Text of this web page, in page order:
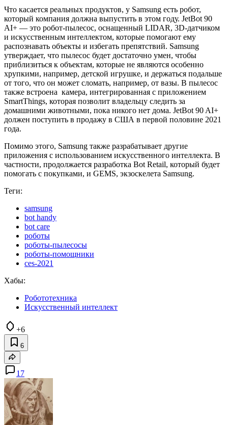
Что касается реальных продуктов, у Samsung есть робот,
который компания должна выпустить в этом году. JetBot 90
AI+ — это робот-пылесос, оснащенный LIDAR, 3D-датчиком
и искусственным интеллектом, которые помогают ему
распознавать объекты и избегать препятствий. Samsung
утверждает, что пылесос будет достаточно умен, чтобы
приблизиться к объектам, которые не являются особенно
хрупкими, например, детской игрушке, и держаться подальше
от того, что он может сломать, например, от вазы. В пылесос
также встроена камера, интегрированная с приложением
SmartThings, которая позволит владельцу следить за
домашними животными, пока никого нет дома. JetBot 90 AI+
должен поступить в продажу в США в первой половине 2021
года.
Помимо этого, Samsung также разрабатывает другие
приложения с использованием искусственного интеллекта. В
частности, продолжается разработка Bot Retail, который будет
помогать с покупками, и GEMS, экзоскелета Samsung.
Теги:
samsung
bot handy
bot care
роботы
роботы-пылесосы
роботы-помощники
ces-2021
Хабы:
Робототехника
Искусственный интеллект
+6
6
17